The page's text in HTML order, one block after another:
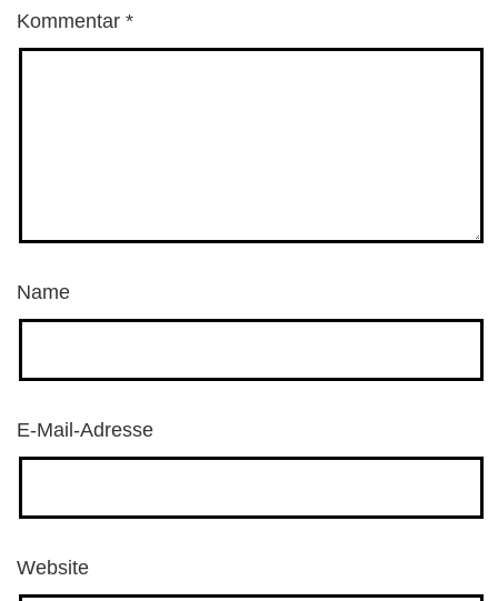
Kommentar *
Name
E-Mail-Adresse
Website